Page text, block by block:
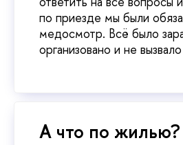
по приезде мы были
медосмотр. Всё было
организовано и не
А что по жилью?